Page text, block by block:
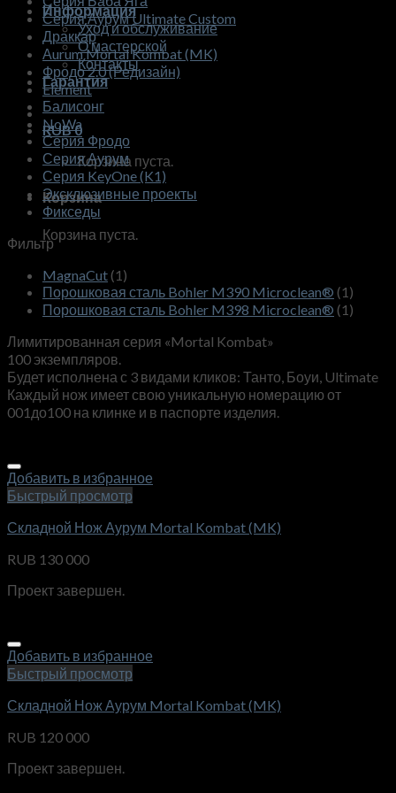
Информация
Уход и обслуживание
О мастерской
Контакты
Гарантия
RUB0
Корзина пуста.
Корзина
Корзина пуста.
Серия Аурум Ultimate Custom
Драккар
Аurum Mortal Kombat (MK)
Фродо 2.0 (Редизайн)
Element
Балисонг
NoWa
Серия Фродо
Серия Аурум
Серия KeyOne (K1)
Эксклюзивные проекты
Фикседы
Фильтр
MagnaCut(1)
Порошковая сталь Bohler M390 Microclean® (1)
Порошковая сталь Bohler M398 Microclean® (1)
Лимитированная серия «Mortal Kombat»
100 экземпляров.
Будет исполнена с 3 видами кликов: Танто, Боуи, Ultimate
Каждый нож имеет свою уникальную номерацию от
001до100 на клинке и в паспорте изделия.
Добавить в избранное
Быстрый просмотр
Складной Нож Аурум Mortal Kombat (MK)
RUB 130 000
Проект завершен.
Добавить в избранное
Быстрый просмотр
Складной Нож Аурум Mortal Kombat (MK)
RUB 120 000
Проект завершен.